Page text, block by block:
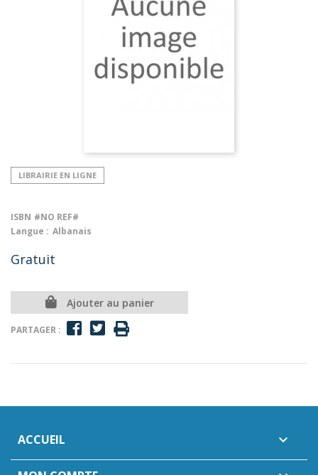
LIBRAIRIE EN LIGNE
ISBN #NO REF#
Langue : Albanais
Gratuit
Ajouter au panier
PARTAGER :
ACCUEIL 